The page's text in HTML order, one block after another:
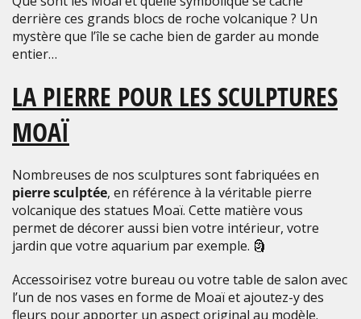
derrière ces grands blocs de roche volcanique ? Un
mystère que l’île se cache bien de garder au monde
entier…
LA PIERRE POUR LES SCULPTURES
MOAÏ
Nombreuses de nos sculptures sont fabriquées en
pierre sculptée, en référence à la véritable pierre
volcanique des statues Moaï. Cette matière vous
permet de décorer aussi bien votre intérieur, votre
jardin que votre aquarium par exemple. 🗿
Accessoirisez votre bureau ou votre table de salon avec
l’un de nos vases en forme de Moaï et ajoutez-y des
fleurs pour apporter un aspect original au modèle.